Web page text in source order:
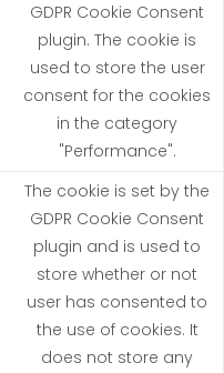
GDPR Cookie Consent
plugin. The cookie is
used to store the user
consent for the cookies
in the category
"Performance".
The cookie is set by the
GDPR Cookie Consent
plugin and is used to
store whether or not
user has consented to
the use of cookies. It
does not store any